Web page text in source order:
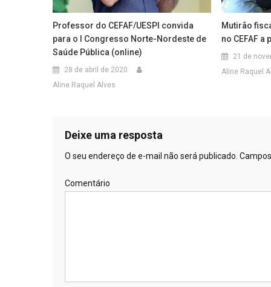
Professor do CEFAF/UESPI convida
para o I Congresso Norte-Nordeste de
Saúde Pública (online)
28 de abril de 2020
Aline Raquel Alves
Mutirão
no CEFAF
21 de
Aline Raquel
Deixe uma resposta
O seu endereço de e-mail não será publicado.
Comentário